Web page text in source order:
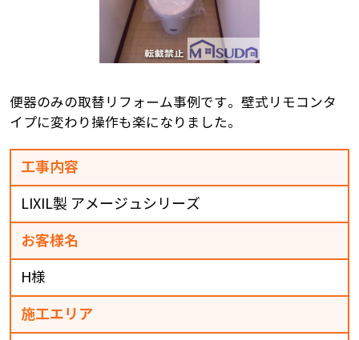
便器のみの取替リフォーム事例です。壁式リモコンタ
イプに変わり操作も楽になりました。
工事内容
LIXIL製 アメージュシリーズ
お客様名
H様
施工エリア